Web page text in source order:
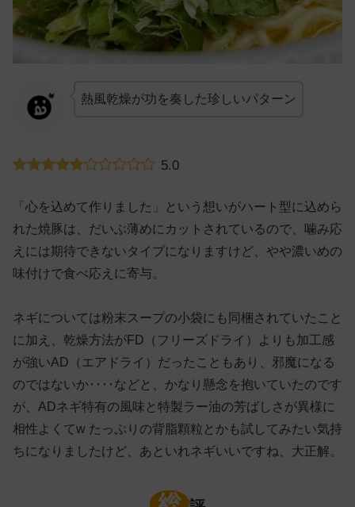
熱風乾燥が功を奏した珍しいパターン
5.0
「心を込めて作りました」という想いがハート型に込めら
れた焼豚は、だいぶ薄めにカットされているので、噛み応
えには期待できないタイプになりますけど、やや濃いめの
味付けで食べ応えに寄与。
ネギについては粉末スープの小袋にも同梱されていたこと
に加え、乾燥方法がFD（フリーズドライ）よりも加工感
が強いAD（エアドライ）だったこともあり、邪魔になる
のではないか‥‥などと、かなり懸念を抱いていたのです
が、ADネギ特有の風味と特製ラー油の芳ばしさが異様に
相性よくてw たっぷりの背脂顆粒とかも試してみたい気持
ちになりましたけど、あといれネギいいですね、大正解。